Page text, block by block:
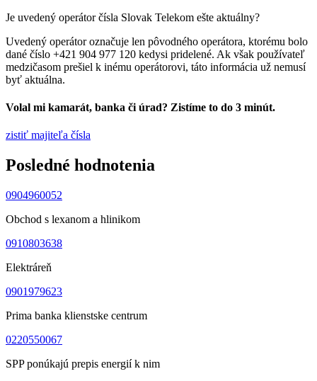
Je uvedený operátor čísla Slovak Telekom ešte aktuálny?
Uvedený operátor označuje len pôvodného operátora, ktorému bolo
dané číslo +421 904 977 120 kedysi pridelené. Ak však používateľ
medzičasom prešiel k inému operátorovi, táto informácia už nemusí
byť aktuálna.
Volal mi kamarát, banka či úrad? Zistíme to do 3 minút.
zistiť majiteľa čísla
Posledné hodnotenia
0904960052
Obchod s lexanom a hlinikom
0910803638
Elektráreň
0901979623
Prima banka klienstske centrum
0220550067
SPP ponúkajú prepis energií k nim